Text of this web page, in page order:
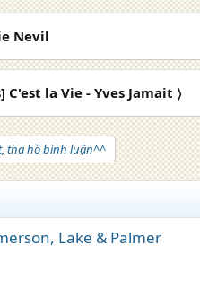
Nevil
C'est la Vie - Yves Jamait 〉
tha hồ bình luận^^
Lake & Palmer